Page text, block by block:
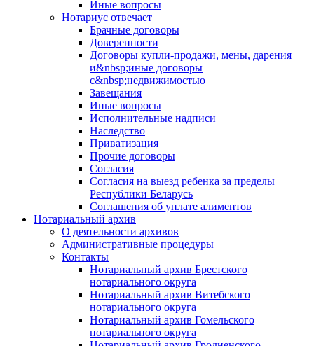
Иные вопросы
Нотариус отвечает
Брачные договоры
Доверенности
Договоры купли-продажи, мены, дарения
и&nbsp;иные договоры
с&nbsp;недвижимостью
Завещания
Иные вопросы
Исполнительные надписи
Наследство
Приватизация
Прочие договоры
Согласия
Согласия на выезд ребенка за пределы
Республики Беларусь
Соглашения об уплате алиментов
Нотариальный архив
О деятельности архивов
Административные процедуры
Контакты
Нотариальный архив Брестского
нотариального округа
Нотариальный архив Витебского
нотариального округа
Нотариальный архив Гомельского
нотариального округа